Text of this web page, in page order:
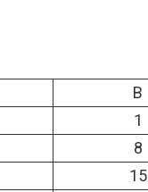
B
1
8
15